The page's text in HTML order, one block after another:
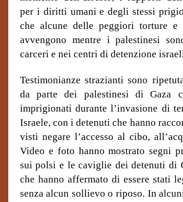
per i diritti umani e degli stessi
che alcune delle peggiori torture e
avvengono mentre i palestinesi
carceri e nei centri di detenzione
Testimonianze strazianti sono
da parte dei palestinesi di Gaza
imprigionati durante l’invasione di
Israele, con i detenuti che hanno
visti negare l’accesso al cibo,
Video e foto hanno mostrato segni
sui polsi e le caviglie dei detenuti di
che hanno affermato di essere stati
senza alcun sollievo o riposo. In